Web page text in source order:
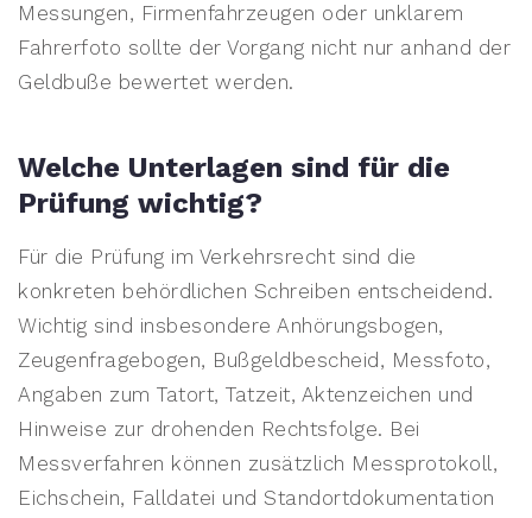
Messungen, Firmenfahrzeugen oder unklarem
Fahrerfoto sollte der Vorgang nicht nur anhand der
Geldbuße bewertet werden.
Welche Unterlagen sind für die
Prüfung wichtig?
Für die Prüfung im Verkehrsrecht sind die
konkreten behördlichen Schreiben entscheidend.
Wichtig sind insbesondere Anhörungsbogen,
Zeugenfragebogen, Bußgeldbescheid, Messfoto,
Angaben zum Tatort, Tatzeit, Aktenzeichen und
Hinweise zur drohenden Rechtsfolge. Bei
Messverfahren können zusätzlich Messprotokoll,
Eichschein, Falldatei und Standortdokumentation